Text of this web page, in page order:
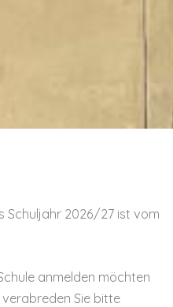
Schuljahr 2026/27 ist vom
anmelden möchten
Sie bitte